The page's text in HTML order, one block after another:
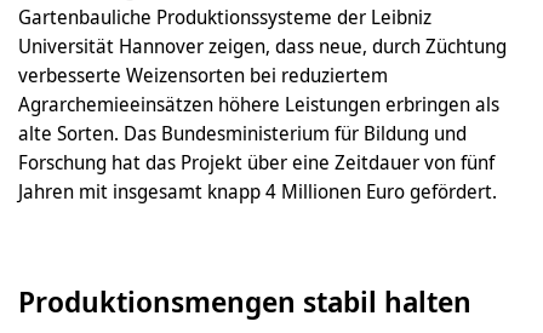
Gartenbauliche Produktionssysteme der Leibniz
Universität Hannover zeigen, dass neue, durch Züchtung
verbesserte Weizensorten bei reduziertem
Agrarchemieeinsätzen höhere Leistungen erbringen als
alte Sorten. Das Bundesministerium für Bildung und
Forschung hat das Projekt über eine Zeitdauer von fünf
Jahren mit insgesamt knapp 4 Millionen Euro gefördert.
Produktionsmengen stabil halten